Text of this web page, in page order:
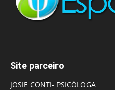
Site parceiro
JOSIE CONTI- PSICÓLOGA